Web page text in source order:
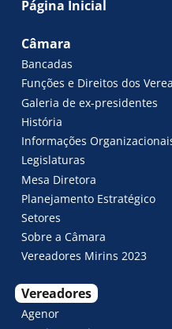
Página Inicial
Câmara
Bancadas
Funções e Direitos dos
Galeria de ex-presidentes
História
Informações
Legislaturas
Mesa Diretora
Planejamento Estratégico
Setores
Sobre a Câmara
Vereadores Mirins 2023
Vereadores
Agenor